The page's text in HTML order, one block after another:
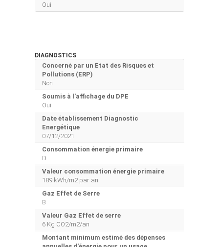
Oui
DIAGNOSTICS
Concerné par un Etat des Risques et
Pollutions (ERP)
Non
Soumis à l'affichage du DPE
Oui
Date établissement Diagnostic
Energétique
07/12/2021
Consommation énergie primaire
D
Valeur consommation énergie primaire
189 kWh/m2 par an
Gaz Effet de Serre
B
Valeur Gaz Effet de serre
6 Kg CO2/m2/an
Montant minimum estimé des dépenses